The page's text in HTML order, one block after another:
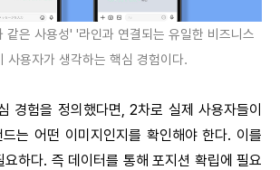
같은 사용성' '라인과 연결되는 유일한 비즈니스
사용자가 생각하는 핵심 경험이다.
경험을 정의했다면, 2차로 실제 사용자들이
는 어떤 이미지인지를 확인해야 한다. 이를
요하다. 즉 데이터를 통해 포지션 확립에 필요